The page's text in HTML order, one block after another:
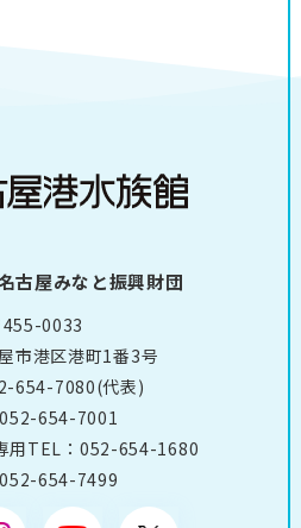
古屋みなと振興財団
455-0033
市港区港町1番3号
654-7080(代表)
654-7001
用TEL： 052-654-1680
654-7499